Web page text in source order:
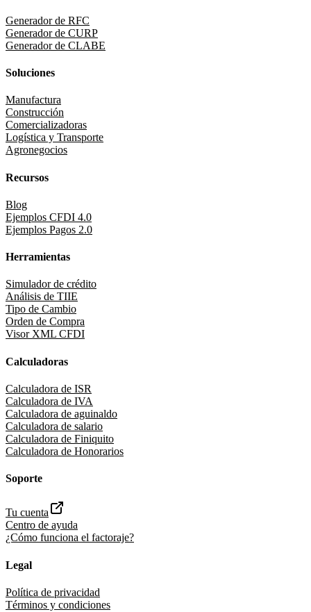
Generador de RFC
Generador de CURP
Generador de CLABE
Soluciones
Manufactura
Construcción
Comercializadoras
Logística y Transporte
Agronegocios
Recursos
Blog
Ejemplos CFDI 4.0
Ejemplos Pagos 2.0
Herramientas
Simulador de crédito
Análisis de TIIE
Tipo de Cambio
Orden de Compra
Visor XML CFDI
Calculadoras
Calculadora de ISR
Calculadora de IVA
Calculadora de aguinaldo
Calculadora de salario
Calculadora de Finiquito
Calculadora de Honorarios
Soporte
Tu cuenta
Centro de ayuda
¿Cómo funciona el factoraje?
Legal
Política de privacidad
Términos y condiciones